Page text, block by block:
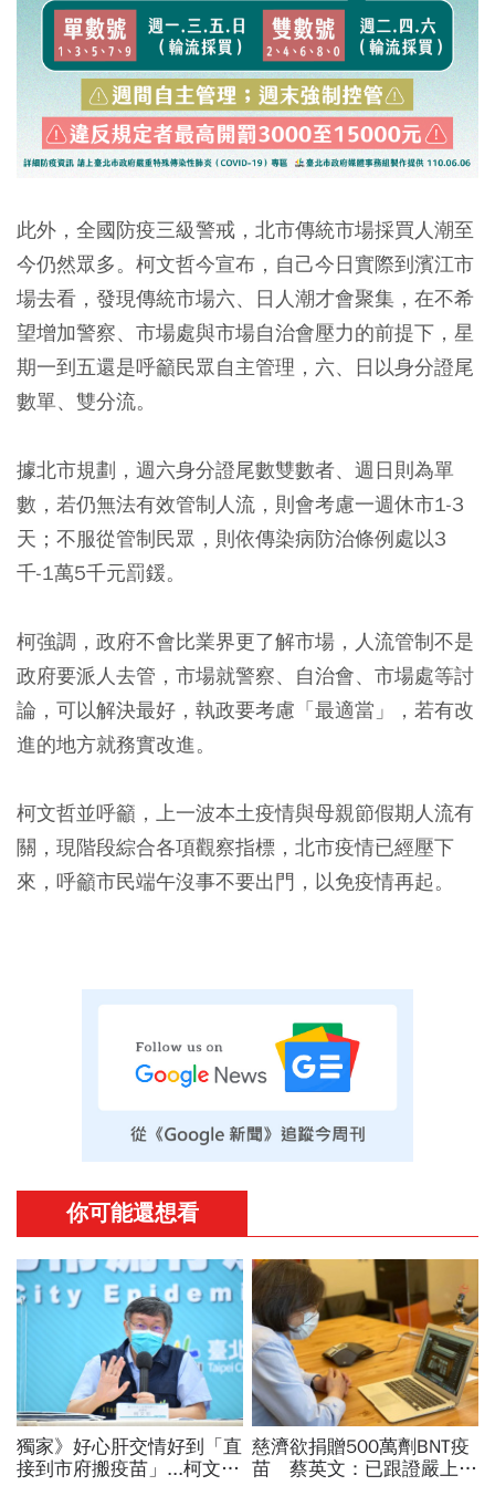
此外，全國防疫三級警戒，北市傳統市場採買人潮至
今仍然眾多。柯文哲今宣布，自己今日實際到濱江市
場去看，發現傳統市場六、日人潮才會聚集，在不希
望增加警察、市場處與市場自治會壓力的前提下，星
期一到五還是呼籲民眾自主管理，六、日以身分證尾
數單、雙分流。
據北市規劃，週六身分證尾數雙數者、週日則為單
數，若仍無法有效管制人流，則會考慮一週休市1-3
天；不服從管制民眾，則依傳染病防治條例處以3
千-1萬5千元罰鍰。
柯強調，政府不會比業界更了解市場，人流管制不是
政府要派人去管，市場就警察、自治會、市場處等討
論，可以解決最好，執政要考慮「最適當」，若有改
進的地方就務實改進。
柯文哲並呼籲，上一波本土疫情與母親節假期人流有
關，現階段綜合各項觀察指標，北市疫情已經壓下
來，呼籲市民端午沒事不要出門，以免疫情再起。